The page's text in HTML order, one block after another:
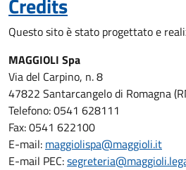
Questo sito è stato progettato e
MAGGIOLI Spa
Via del Carpino, n. 8
47822 Santarcangelo di Romagna
Telefono: 0541 628111
Fax: 0541 622100
E-mail: maggiolispa@maggioli.it
E-mail PEC: